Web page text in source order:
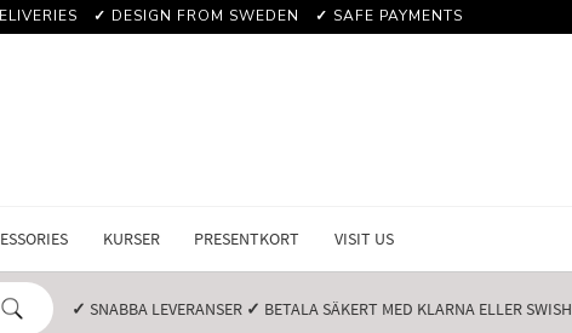
✓ DESIGN FROM SWEDEN ✓ SAFE PAYMENTS
KURSER PRESENTKORT VISIT US
✓ SNABBA LEVERANSER️ ✓ BETALA SÄKERT MED KLARNA ELLER SWISH️